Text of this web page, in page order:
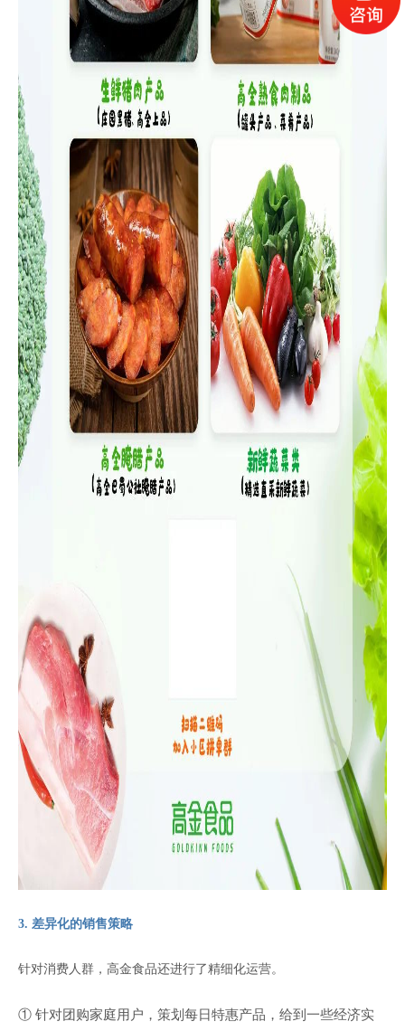
3. 差异化的销售策略
针对消费人群，高金食品还进行了精细化运营。
① 针对团购家庭用户，策划每日特惠产品，给到一些经济实